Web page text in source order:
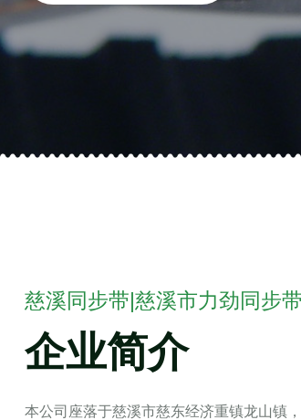
慈溪同步带|慈溪市力劲同步
企业简介
本公司座落于慈溪市慈东经济重镇龙山镇